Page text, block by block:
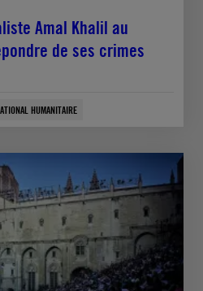
Amal Khalil au
de ses crimes
HUMANITAIRE